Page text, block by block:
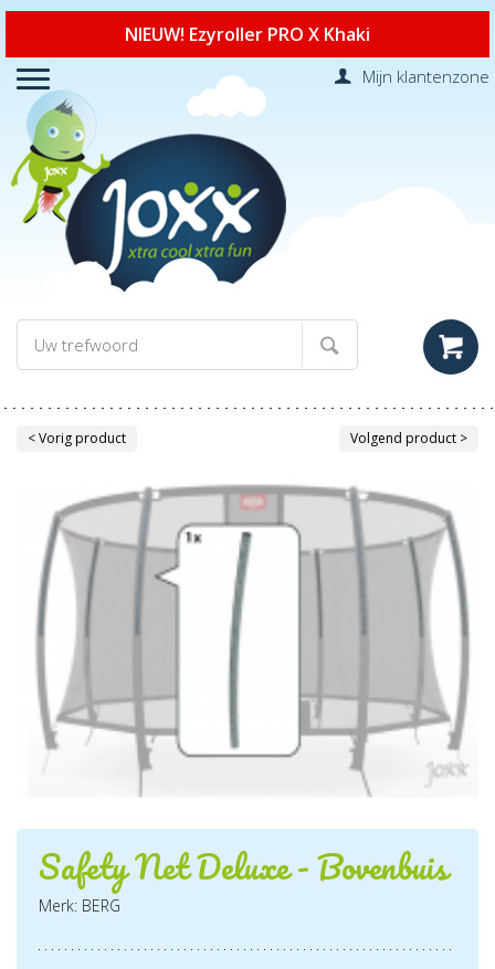
NIEUW! Ezyroller PRO X Khaki
Mijn klantenzone
< Vorig product Volgend product >
Safety Net Deluxe - Bovenbuis
Merk: BERG